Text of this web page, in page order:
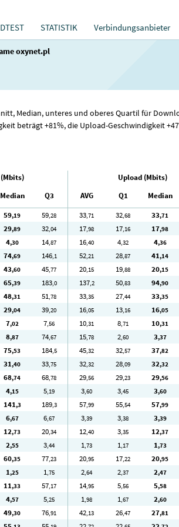
STATISTIK Verbindungsanbieter
oxynet.pl
Median, unteres und oberes Quartil für
beträgt +81%, die Upload-Geschwindigkeit
Upload (Mbits)
Median Q3 AVG Q1 Median
59,19 59,28 33,71 32,68 33,71
29,89 32,04 17,98 17,16 17,98
4,30 14,87 16,40 4,32 4,36
74,69 146,1 52,21 28,87 41,14
43,60 45,77 20,15 19,88 20,15
65,39 183,0 137,2 50,83 94,90
48,31 51,78 33,35 27,44 33,35
29,04 39,20 16,05 13,16 16,05
7,02 7,56 10,31 8,71 10,31
8,87 74,67 15,78 2,60 3,37
75,53 184,5 45,32 32,57 37,82
31,40 33,75 32,32 28,09 32,32
68,74 68,78 29,56 29,23 29,56
4,15 5,19 3,60 3,45 3,60
141,3 189,3 57,99 55,54 57,99
6,67 6,67 3,39 3,38 3,39
12,73 20,34 12,40 3,35 12,37
2,55 3,44 1,73 1,17 1,73
60,35 77,23 20,95 17,22 20,95
1,25 1,75 2,64 2,37 2,47
11,33 57,17 14,95 5,56 5,58
4,57 5,25 1,98 1,67 2,60
49,30 76,91 42,13 26,47 27,81